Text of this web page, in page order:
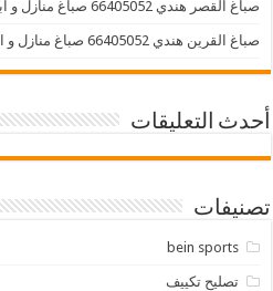
صباغ القصر هندي 66405052 صباغ منازل و ابواب وشبابيك
صباغ القرين هندي 66405052 صباغ منازل و ابواب وشبابيك
أحدث التعليقات
تصنيفات
bein sports
تصليح تكييف